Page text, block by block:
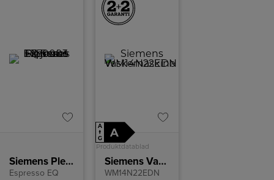
Siemens Plejesæt
Espresso EQ
A
↑
G
A
Produktdatablad
Siemens Vaskemaskine
WM14N22EDN